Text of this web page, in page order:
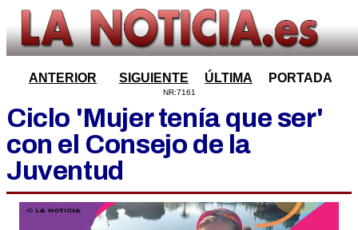
ANTERIOR SIGUIENTE ÚLTIMA PORTADA
NR:7161
Ciclo 'Mujer tenía que ser'
con el Consejo de la
Juventud